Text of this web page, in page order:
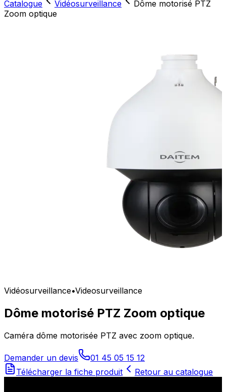
Catalogue
Vidéosurveillance
Dôme motorisé PTZ
Zoom optique
Vidéosurveillance•Videosurveillance
Dôme motorisé PTZ Zoom optique
Caméra dôme motorisée PTZ avec zoom optique.
Demander un devis
01 45 05 15 12
Télécharger la fiche produit
Retour au catalogue